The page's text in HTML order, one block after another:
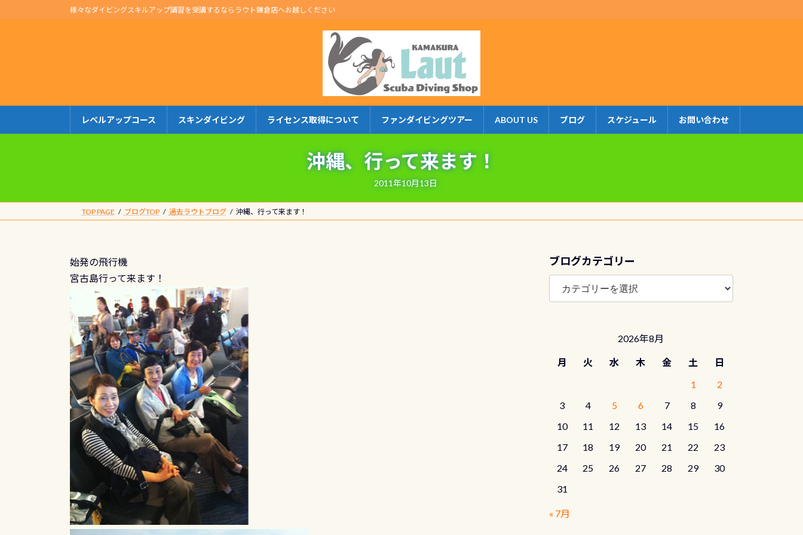
ン
キ
プ
ビ
に
動
様々なダイビングスキルアップ講習を受講するならラウト鎌倉店へお越しください
レベルアップコース スキンダイビング ライセンス取得について ファンダイビングツアー ABOUT US ブログ スケジュール お問い合わせ
沖縄、行って来ます！
2011年10月13日
TOP PAGE ブログTOP 過去ラウトブログ 沖縄、行って来ます！
始発の飛行機
宮古島行って来ます！
ブログカテゴリー
ブ
グ
2026年8月
月 火 水 木 金 土
日
1
2
3
4 5 6 7 8
9
10
11 12 13 14 15
16
17
18 19 20 21 22
23
24
25 26 27 28 29
30
31
« 7月